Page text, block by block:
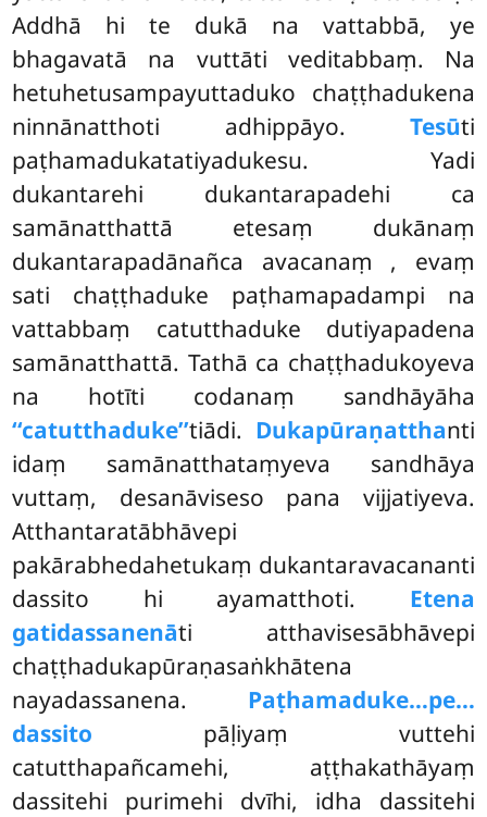
Addhā hi te dukā na vattabbā, ye
bhagavatā na vuttāti veditabbaṃ. Na
hetuhetusampayuttaduko chaṭṭhadukena
ninnānatthoti adhippāyo. Tesūti
paṭhamadukatatiyadukesu. Yadi
dukantarehi dukantarapadehi ca
samānatthattā etesaṃ dukānaṃ
dukantarapadānañca avacanaṃ , evaṃ
sati chaṭṭhaduke paṭhamapadampi na
vattabbaṃ catutthaduke dutiyapadena
samānatthattā. Tathā ca chaṭṭhadukoyeva
na hotīti codanaṃ sandhāyāha
‘‘catutthaduke’’tiādi. Dukapūraṇatthanti
idaṃ samānatthataṃyeva sandhāya
vuttaṃ, desanāviseso pana vijjatiyeva.
Atthantaratābhāvepi
pakārabhedahetukaṃ dukantaravacananti
dassito hi ayamatthoti. Etena
gatidassanenāti atthavisesābhāvepi
chaṭṭhadukapūraṇasaṅkhātena
nayadassanena. Paṭhamaduke…pe…
dassito pāḷiyaṃ vuttehi
catutthapañcamehi, aṭṭhakathāyaṃ
dassitehi purimehi dvīhi, idha dassitehi